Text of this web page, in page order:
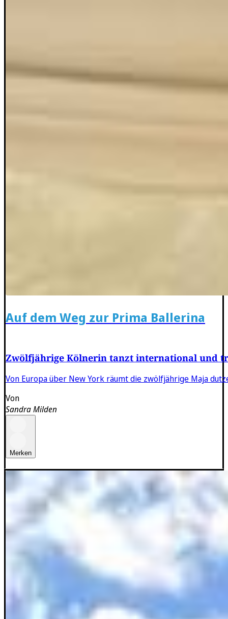
Auf dem Weg zur Prima Ballerina
Zwölfjährige Kölnerin tanzt international und
Von Europa über New York räumt die zwölfjährige Maja
Von
Sandra Milden
Merken